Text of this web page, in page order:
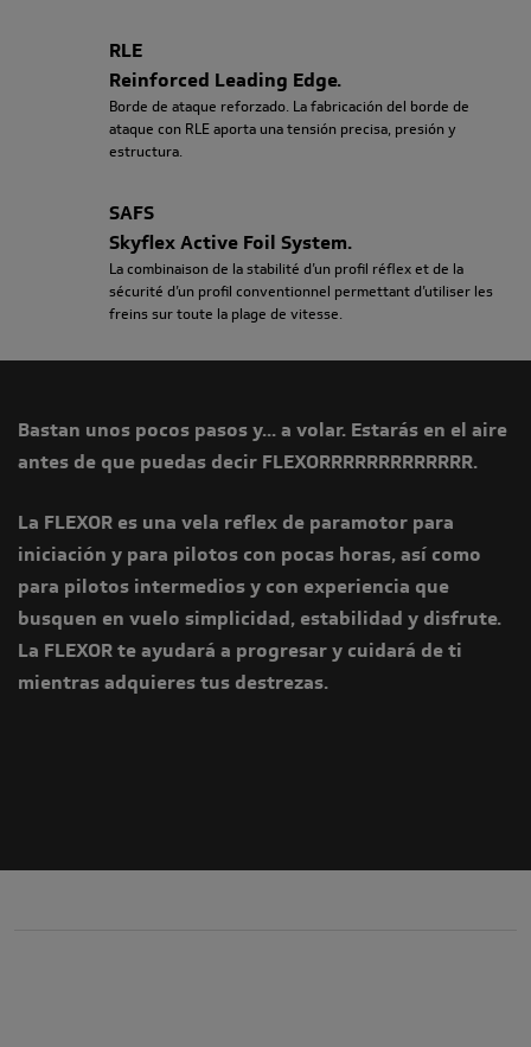
RLE
Reinforced Leading Edge.
Borde de ataque reforzado. La fabricación del borde de
ataque con RLE aporta una tensión precisa, presión y
estructura.
SAFS
Skyflex Active Foil System.
La combinaison de la stabilité d’un profil réflex et de la
sécurité d’un profil conventionnel permettant d’utiliser les
freins sur toute la plage de vitesse.
Bastan unos pocos pasos y... a volar. Estarás en el aire
antes de que puedas decir FLEXORRRRRRRRRRRRR.
La FLEXOR es una vela reflex de paramotor para
iniciación y para pilotos con pocas horas, así como
para pilotos intermedios y con experiencia que
busquen en vuelo simplicidad, estabilidad y disfrute.
La FLEXOR te ayudará a progresar y cuidará de ti
mientras adquieres tus destrezas.